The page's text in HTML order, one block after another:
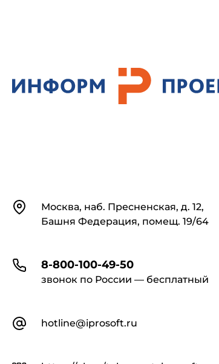
КонтактыМосква, наб. Пресненская, д. 12,
Башня Федерация, помещ. 19/64
8-800-100-49-50
звонок по России — бесплатный
hotline@iprosoft.ru